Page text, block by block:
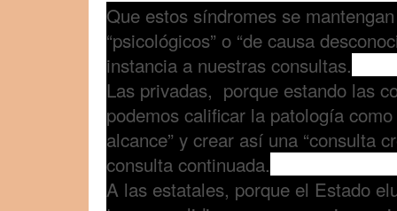
Que estos síndromes se
“psicológicos” o “de causa
instancia a nuestras consultas.
Las privadas, porque estando las
podemos calificar la patología
alcance” y crear así una “consulta
consulta continuada.
A las estatales, porque el Estado